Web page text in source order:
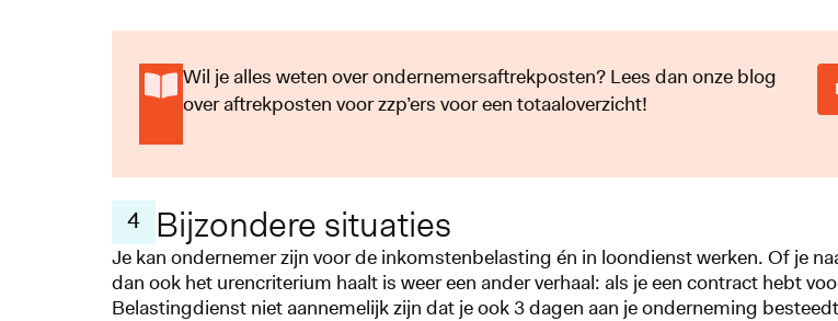
Wil je alles weten over ondernemersaftrekposten? Lees dan onze blog
over aftrekposten voor zzp’ers voor een totaaloverzicht!
4 Bijzondere situaties
Je kan ondernemer zijn voor de inkomstenbelasting én in loondienst werken. Of je
dan ook het urencriterium haalt is weer een ander verhaal: als je een contract hebt
Belastingdienst niet aannemelijk zijn dat je ook 3 dagen aan je onderneming